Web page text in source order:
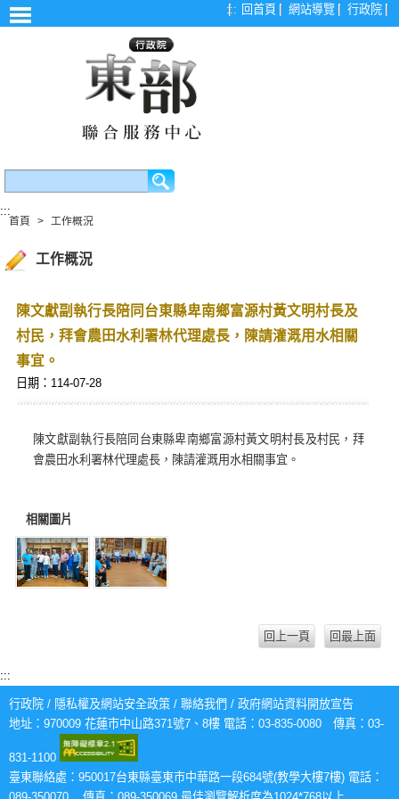
::: 回首頁 網站導覽 行政院
:::
首頁 > 工作概況
工作概況
陳文獻副執行長陪同台東縣卑南鄉富源村黃文明村長及
村民，拜會農田水利署林代理處長，陳請灌溉用水相關
事宜。
日期：114-07-28
陳文獻副執行長陪同台東縣卑南鄉富源村黃文明村長及村民，拜
會農田水利署林代理處長，陳請灌溉用水相關事宜。
相關圖片
回上一頁 回最上面
:::
行政院 / 隱私權及網站安全政策 / 聯絡我們 / 政府網站資料開放宣告
地址：970009 花蓮市中山路371號7、8樓 電話：03-835-0080 傳真：03-
831-1100
臺東聯絡處：950017台東縣臺東市中華路一段684號(教學大樓7樓) 電話：